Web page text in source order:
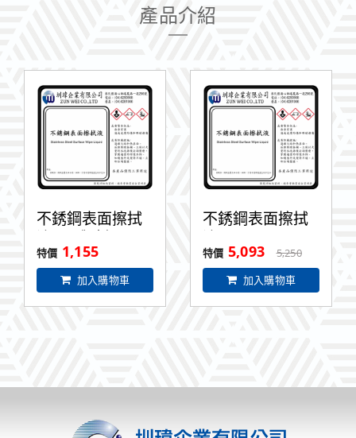
產品介紹
不銹鋼表面擦拭
液1L(體驗價)
1,155
加入購物車
不銹鋼表面擦拭
液5L
5,093
5,250
加入購物車